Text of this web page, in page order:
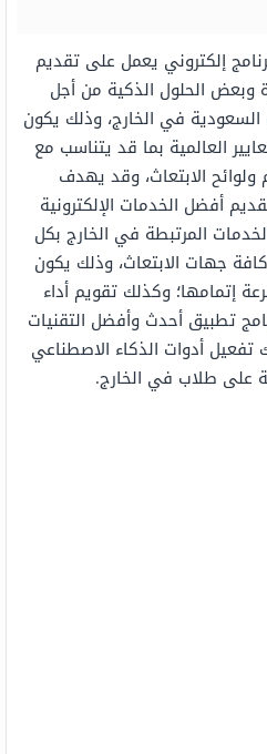
إلكتروني يعمل على تقديم
وبعض الحلول الذكية من أجل
في الخارج، وذلك يكون
العالمية بما قد يتناسب مع
ولوائح الابتعاث، وقد يهدف
أفضل الخدمات الإلكترونية
المرتبطة في الخارج بكل
جهات الابتعاث، وذلك يكون
إتمامها؛ وكذلك تقويم أداء
تطبيق أحدث وأفضل التقنيات
تفعيل أدوات الذكاء الاصطناعي
على طلاب في الخارج.